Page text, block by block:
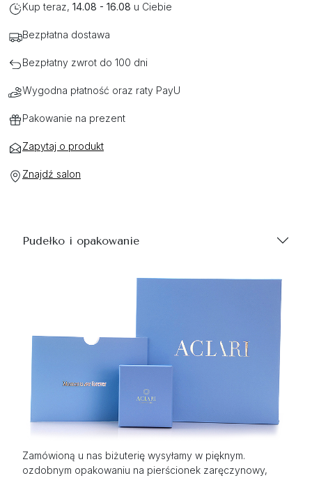
Kup teraz, 14.08 - 16.08 u Ciebie
Bezpłatna dostawa
Bezpłatny zwrot do 100 dni
Wygodna płatność oraz raty PayU
Pakowanie na prezent
Zapytaj o produkt
Znajdź salon
Pudełko i opakowanie
Zamówioną u nas biżuterię wysyłamy w pięknym.
ozdobnym opakowaniu na pierścionek zaręczynowy,